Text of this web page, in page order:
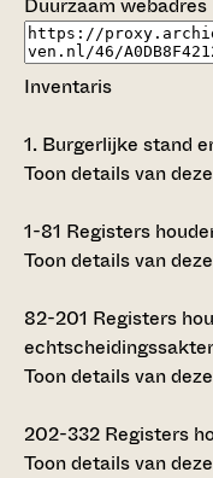
Inventaris
1. Burgerlijke stand
Toon details van
1-81 Registers
Toon details van
82-201 Registers
Toon details van
202-332 Registers
Toon details van